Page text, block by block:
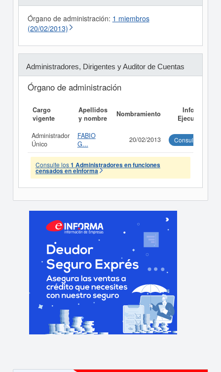
Órgano de administración: 1 miembros
(20/02/2013)
Administradores, Dirigentes y Auditor de Cuentas
Órgano de administración
Cargo
vigente
Apellidos
y nombre
Nombramiento
Informe
Ejecutivo
Administrador
Único
FABIO
G...
20/02/2013 Consultar
Consulte los1 Administradores en funciones
censados en eInforma